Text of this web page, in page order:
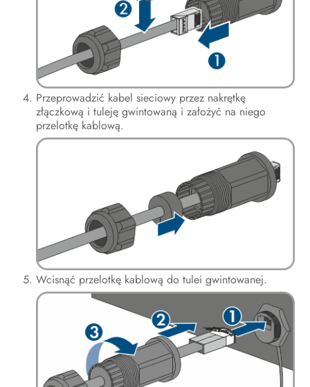
Przeprowadzić kabel sieciowy przez nakrętkę
złączkową i tuleję gwintowaną i założyć na niego
przelotkę kablową.
Wcisnąć przelotkę kablową do tulei gwintowanej.